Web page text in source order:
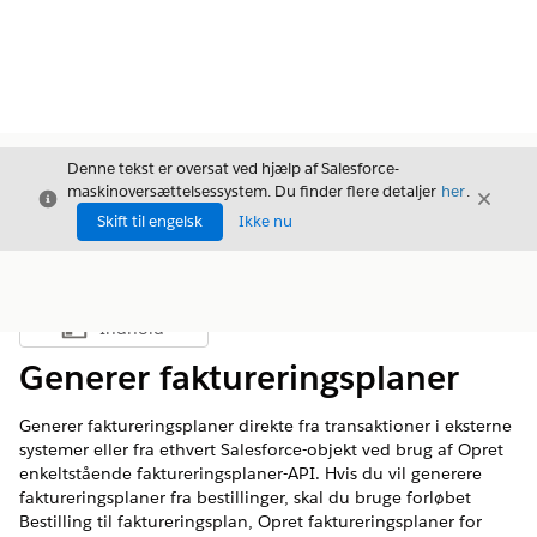
Luk
Denne tekst er oversat ved hjælp af Salesforce-
maskinoversættelsessystem. Du finder flere detaljer her.
Skift til engelsk
Ikke nu
Luk
Vis indholdsfortegnelse
Indhold
Generer faktureringsplaner
Generer faktureringsplaner direkte fra transaktioner i eksterne
systemer eller fra ethvert Salesforce-objekt ved brug af Opret
enkeltstående faktureringsplaner-API. Hvis du vil generere
faktureringsplaner fra bestillinger, skal du bruge forløbet
Bestilling til faktureringsplan, Opret faktureringsplaner for